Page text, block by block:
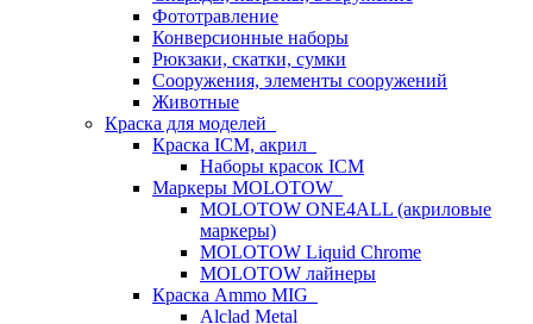
Фототравление
Конверсионные наборы
Рюкзаки, скатки, сумки
Сооружения, элементы сооружений
Животные
Краска для моделей
Краска ICM, акрил
Наборы красок ICM
Маркеры MOLOTOW
MOLOTOW ONE4ALL (акриловые
маркеры)
MOLOTOW Liquid Chrome
MOLOTOW лайнеры
Краска Ammo MIG
Alclad Metal